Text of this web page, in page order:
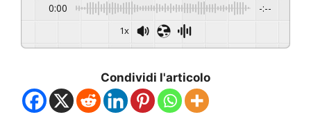
0:00 -:--
1x
Condividi l'articolo